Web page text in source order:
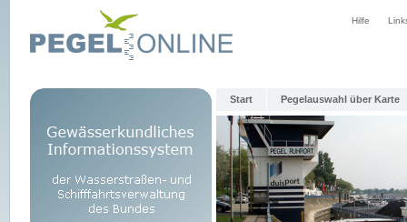
Hilfe
Start Pegelauswahl über Karte